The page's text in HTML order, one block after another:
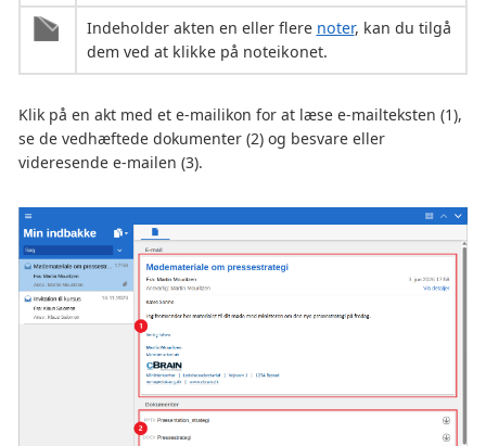
Indeholder akten en eller flere noter, kan du tilgå
dem ved at klikke på noteikonet.
Klik på en akt med et e-mailikon for at læse e-mailteksten (1),
se de vedhæftede dokumenter (2) og besvare eller
videresende e-mailen (3).